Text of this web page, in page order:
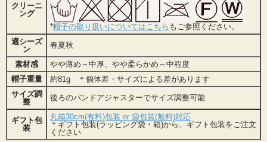
クリーニ
ング
*帽子の取り扱いについてはこちら もご参照ください。
適シーズ
ン
春夏秋
素材感
やや薄め～中厚、やや柔らかめ～中程度
帽子重量
約81g ＊個体差・サイズによる差があります
サイズ調
整
後ろのバンドアジャスターでサイズ調整可能
ギフト包
装
丸箱30cm(有料)包装 or 袋包装(無料)対応
＊ギフト包装(ラッピング袋・箱)から、ギフト包装をご注文
ください